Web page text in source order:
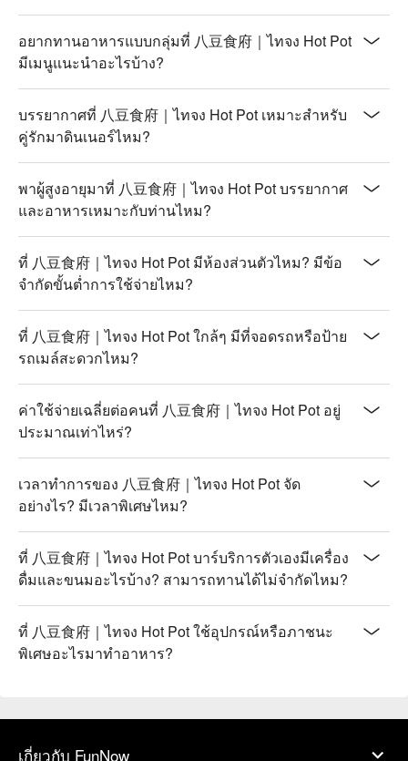
อยากทานอาหารแบบกลุ่มที่ 八豆食府｜ไทจง Hot Pot
มีเมนูแนะนำอะไรบ้าง?
บรรยากาศที่ 八豆食府｜ไทจง Hot Pot เหมาะสำหรับ
คู่รักมาดินเนอร์ไหม?
พาผู้สูงอายุมาที่ 八豆食府｜ไทจง Hot Pot บรรยากาศ
และอาหารเหมาะกับท่านไหม?
ที่ 八豆食府｜ไทจง Hot Pot มีห้องส่วนตัวไหม? มีข้อ
จำกัดขั้นต่ำการใช้จ่ายไหม?
ที่ 八豆食府｜ไทจง Hot Pot ใกล้ๆ มีที่จอดรถหรือป้าย
รถเมล์สะดวกไหม?
ค่าใช้จ่ายเฉลี่ยต่อคนที่ 八豆食府｜ไทจง Hot Pot อยู่
ประมาณเท่าไหร่?
เวลาทำการของ 八豆食府｜ไทจง Hot Pot จัด
อย่างไร? มีเวลาพิเศษไหม?
ที่ 八豆食府｜ไทจง Hot Pot บาร์บริการตัวเองมีเครื่อง
ดื่มและขนมอะไรบ้าง? สามารถทานได้ไม่จำกัดไหม?
ที่ 八豆食府｜ไทจง Hot Pot ใช้อุปกรณ์หรือภาชนะ
พิเศษอะไรมาทำอาหาร?
เกี่ยวกับ FunNow